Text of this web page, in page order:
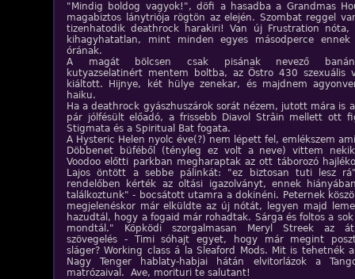
"Mindig boldog vagyok!", döfi a hasadba a Grandmas
magabiztos lánytriója rögtön az elején. Szombat reggel
tizenhatodik deathrock harakiri! Van új Frustration nóta,
kihagyhatatlan, mint minden egyes másodperce
órának.
A magát bölcsen csak pisának nevező
kutyazselatinért mentem boltba, az Östro 430 szexuális
kiáltott. Hijnye, két hülye zenekar, és majdnem
haiku.
Ha a deathrock gyászhuszárok sorát nézem, jutott mára is
pár jólfésült előadó, a frissebb Diavol Strâin mellett ott
Stigmata és a Spiritual Bat fogata.
A Hysteric Helen nyolc éve(?) nem lépett fel, emlékszem
Döbbenet büféből (tényleg ez volt a neve) vittem
Voodoo előtti parkban megharaptak az ott táborozó
Lajos öntött a sebbe pálinkát: "ez biztosan tuti lesz
rendelőben kérték az oltási igazolványt, ennek
találkoztunk" - bocsátott utamra a dokinéni. Peternek
megjelenéskor már elküldte az új nótát, legyen majd
hazudtál, hogy a fogaid már rohadtak. Sárga és foltos a
mondtál." Köpködi szorgalmasan Meryl Streek az
szövegelés - Timi sóhajt egyet, hogy már megint
sláger? Working class á la Sleaford Mods. Mit is tehetnék
Nagy Tenger hablaty-habjai hátán elvitorlázok a
matrózaival. Ave, morituri te salutant!